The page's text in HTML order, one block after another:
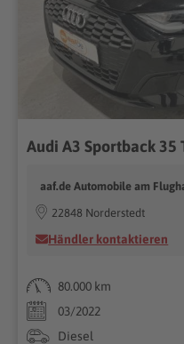
aaf.de Automobile am
22848 Norderstedt
Händler kontaktieren
80.000 km
03/2022
Diesel